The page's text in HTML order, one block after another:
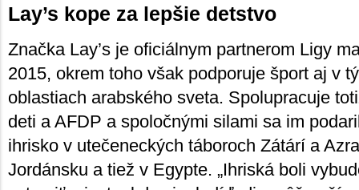
Lay’s kope za lepšie detstvo
Značka Lay’s je oficiálnym partnerom Ligy
2015, okrem toho však podporuje šport aj v
oblastiach arabského sveta. Spolupracuje
deti a AFDP a spoločnými silami sa im
ihrisko v utečeneckých táboroch Zátárí a
Jordánsku a tiež v Egypte. „Ihriská boli